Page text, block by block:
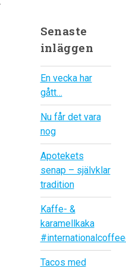
Senaste
inläggen
En vecka har
gått…
Nu får det vara
nog
Apotekets
senap – självklar
tradition
Kaffe- &
karamellkaka
Tacos med